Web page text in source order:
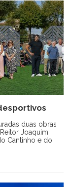
duas obras
Joaquim
Cantinho e do